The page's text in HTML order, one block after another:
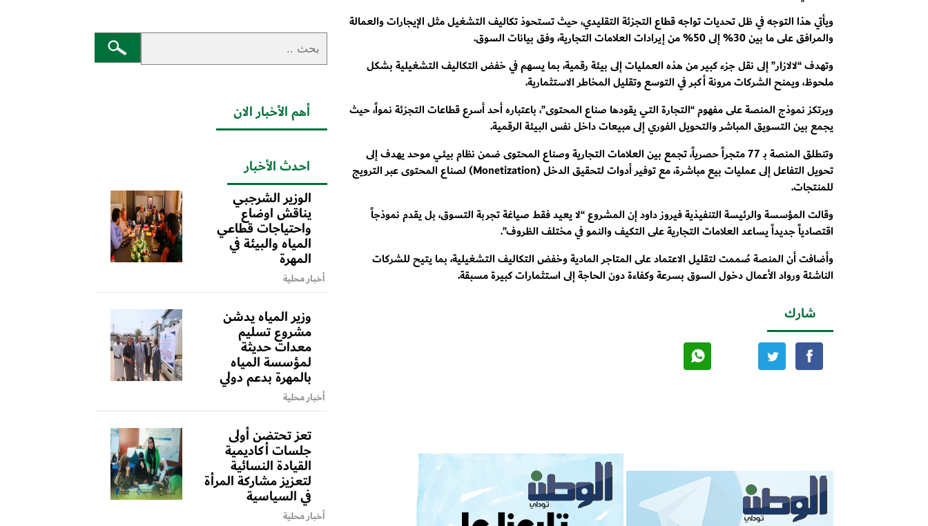
ويأتي هذا التوجه في ظل تحديات تواجه قطاع التجزئة التقليدي، حيث تستحوذ تكاليف التشغيل مثل الإيجارات والعمالة
والمرافق على ما بين 30% إلى 50% من إيرادات العلامات التجارية، وفق بيانات السوق.
وتهدف “لالازار” إلى نقل جزء كبير من هذه العمليات إلى بيئة رقمية، بما يسهم في خفض التكاليف التشغيلية بشكل
ملحوظ، ويمنح الشركات مرونة أكبر في التوسع وتقليل المخاطر الاستثمارية.
ويرتكز نموذج المنصة على مفهوم “التجارة التي يقودها صناع المحتوى”، باعتباره أحد أسرع قطاعات التجزئة نمواً، حيث
يجمع بين التسويق المباشر والتحويل الفوري إلى مبيعات داخل نفس البيئة الرقمية.
وتنطلق المنصة بـ 77 متجراً حصرياً، تجمع بين العلامات التجارية وصناع المحتوى ضمن نظام بيئي موحد يهدف إلى
تحويل التفاعل إلى عمليات بيع مباشرة، مع توفير أدوات لتحقيق الدخل (Monetization) لصناع المحتوى عبر الترويج
للمنتجات.
وقالت المؤسسة والرئيسة التنفيذية فيروز داود إن المشروع “لا يعيد فقط صياغة تجربة التسوق، بل يقدم نموذجاً
اقتصادياً جديداً يساعد العلامات التجارية على التكيف والنمو في مختلف الظروف”.
وأضافت أن المنصة صُممت لتقليل الاعتماد على المتاجر المادية وخفض التكاليف التشغيلية، بما يتيح للشركات
الناشئة ورواد الأعمال دخول السوق بسرعة وكفاءة دون الحاجة إلى استثمارات كبيرة مسبقة.
شارك
أهم الأخبار الان
احدث الأخبار
الوزير الشرجبي
يناقش اوضاع
واحتياجات قطاعي
المياه والبيئة في
المهرة
أخبار محلية
وزير المياه يدشن
مشروع تسليم
معدات حديثة
لمؤسسة المياه
بالمهرة بدعم دولي
أخبار محلية
تعز تحتضن أولى
جلسات أكاديمية
القيادة النسائية
لتعزيز مشاركة المرأة
في السياسية
أخبار محلية